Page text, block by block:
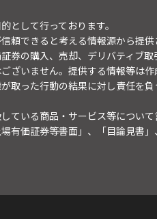
として行っております。
頼できると考える情報源から提
券の購入、売却、デリバティブ
ざいません。提供する情報等は
取った行動の結果に対し責任を
ている商品・サービス等につい
場有価証券等書面」、「目論見書